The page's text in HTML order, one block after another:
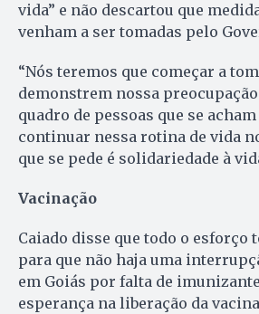
vida” e não descartou que
venham a ser tomadas pelo
“Nós teremos que começar a
demonstrem nossa
quadro de pessoas que se
continuar nessa rotina de vida
que se pede é solidariedade à
Vacinação
Caiado disse que todo o esforço
para que não haja uma
em Goiás por falta de
esperança na liberação da